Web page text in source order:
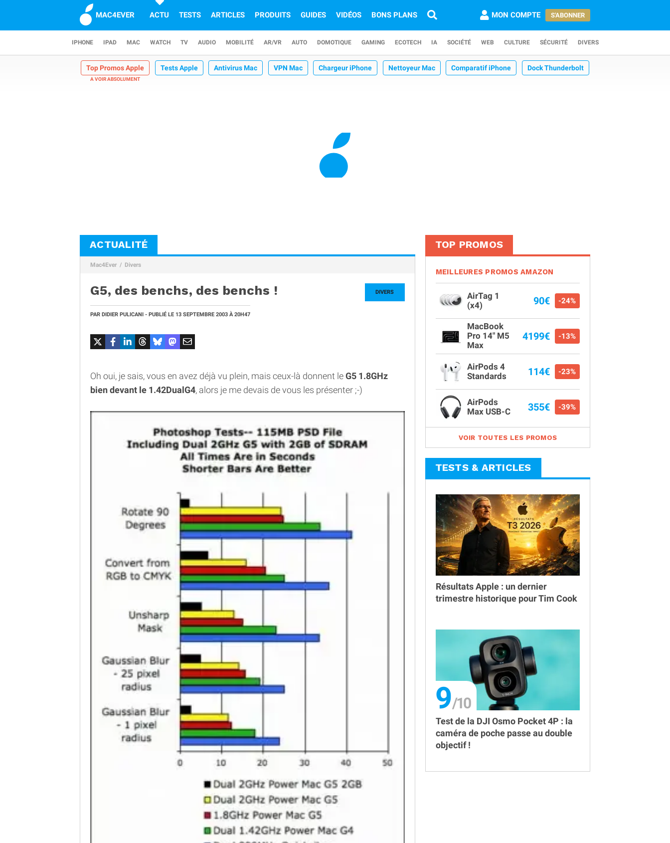
MAC4EVER ACTU TESTS ARTICLES PRODUITS GUIDES VIDÉOS BONS PLANS MON COMPTE S'ABONNER
IPHONE IPAD MAC WATCH TV AUDIO MOBILITÉ AR/VR AUTO DOMOTIQUE GAMING ECOTECH IA SOCIÉTÉ WEB CULTURE SÉCURITÉ DIVERS
Top Promos Apple Tests Apple Antivirus Mac VPN Mac Chargeur iPhone Nettoyeur Mac Comparatif iPhone Dock Thunderbolt
ACTUALITÉ
Mac4Ever Divers
DIVERS
G5, des benchs, des benchs !
PAR DIDIER PULICANI - PUBLIÉ LE 13 SEPTEMBRE 2003 À 20H47
Oh oui, je sais, vous en avez déjà vu plein, mais ceux-là donnent leG5 1.8GHz
bien devant le 1.42DualG4, alors je me devais de vous les présenter ;-)
TOP PROMOS
MEILLEURES PROMOS AMAZON
AirTag 1
(x4)
90€ -24%
MacBook
Pro 14" M5
Max
4199€ -13%
AirPods 4
Standards
114€ -23%
AirPods
Max USB-C
355€ -39%
VOIR TOUTES LES PROMOS
TESTS & ARTICLES
Résultats Apple : un dernier
trimestre historique pour Tim Cook
9
Test de la DJI Osmo Pocket 4P : la
caméra de poche passe au double
objectif !